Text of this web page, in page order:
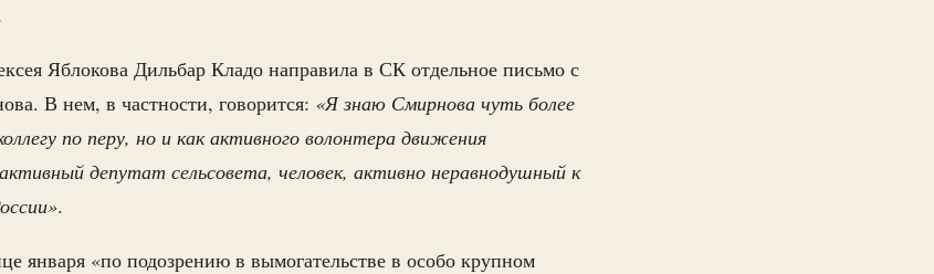
Яблокова Дильбар Кладо направила в СК отдельное письмо с
В нем, в частности, говорится: «Я знаю Смирнова чуть более
по перу, но и как активного волонтера движения
депутат сельсовета, человек, активно неравнодушный к
.
января «по подозрению в вымогательстве в особо крупном